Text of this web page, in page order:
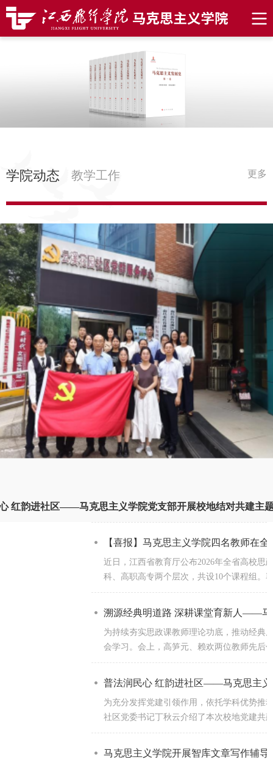
学院动态 教学工作 更多
红韵进社区——马克思主义学院党支部开展校地结对共建主
【喜报】马克思主义学院四名教师在
近日，江西省教育厅公布2026年全省高校思
科、高职高专两个层次，共设10个课程组。
溯源经典明道路 深耕课堂育新人——马
为持续夯实思政课教师理论功底，推动经典
会学习。会上，高笋元、赖欢两位教师先后
普法润民心 红韵进社区——马克思主义
为充分发挥党建引领作用，依托学科优势推
社区党委书记丁秋云介绍了本次校地党建共
马克思主义学院开展智库文章写作辅导
【喜报】马克思主义学院四名教师在
科、高职高专两个层次，共设10个课程组。
马克思主义学院举办教师教学能力提升
容，结合学院初赛情况及存在的问题，邀请
马克思主义学院举办思政课教学师生座
等多个维度，分享真实的学习体验以及对思